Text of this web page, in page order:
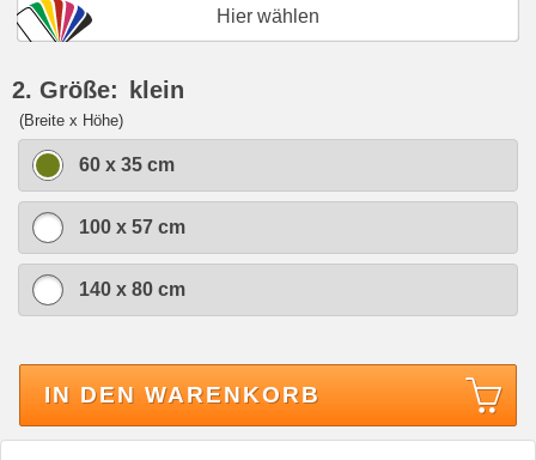
Hier wählen
2. Größe: klein
(Breite x Höhe)
60 x 35 cm
100 x 57 cm
140 x 80 cm
IN DEN WARENKORB